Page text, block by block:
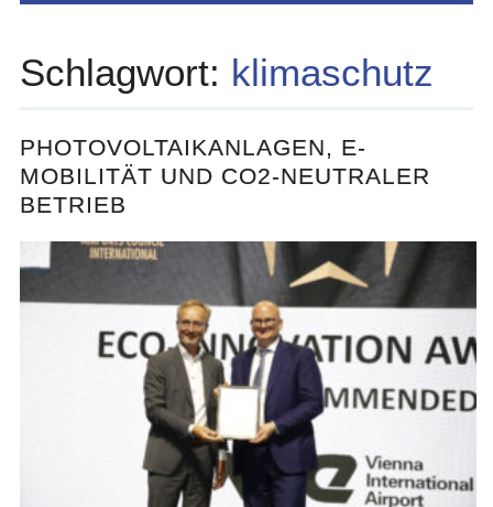
Schlagwort: klimaschutz
PHOTOVOLTAIKANLAGEN, E-
MOBILITÄT UND CO2-NEUTRALER
BETRIEB